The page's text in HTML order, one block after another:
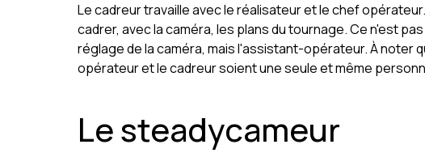
Le cadreur travaille avec le réalisateur et le chef
cadrer, avec la caméra, les plans du tournage. Ce n'est
réglage de la caméra, mais l'assistant-opérateur. À noter
opérateur et le cadreur soient une seule et même
Le steadycameur